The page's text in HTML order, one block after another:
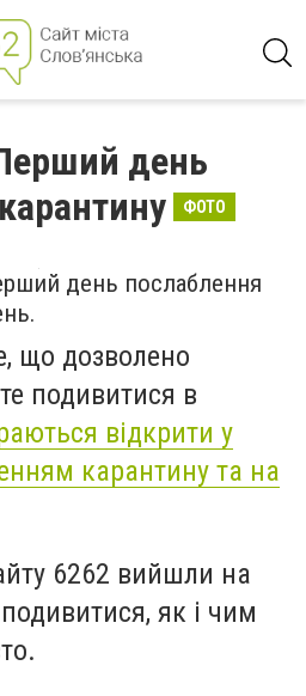
день
ФОТО
день послаблення
що дозволено
подивитися в
відкрити у
карантину та на
6262 вийшли на
як і чим